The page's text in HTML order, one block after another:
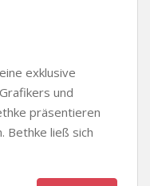
exklusive
und
präsentieren
Bethke ließ sich